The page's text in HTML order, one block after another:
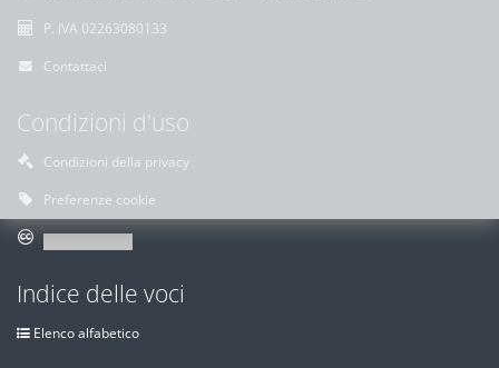
P. IVA 02263080133
Contattaci
Condizioni d'uso
Condizioni della privacy
Preferenze cookie
Indice delle voci
Elenco alfabetico